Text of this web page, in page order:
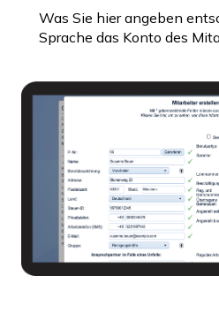
Was Sie hier angeben
Sprache das Konto des